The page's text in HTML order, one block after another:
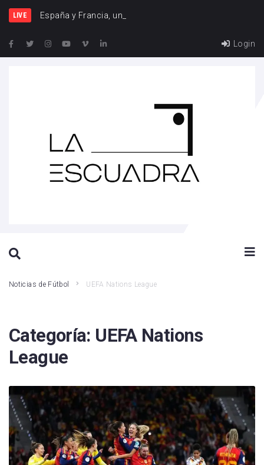
LIVE España y Francia, una rivalidad que vuelve a cruzar
Login
Noticias de Fútbol UEFA Nations League
Categoría: UEFA Nations
League